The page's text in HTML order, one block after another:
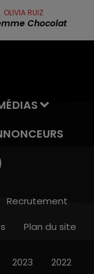
OLIVIA RUIZ
Chocolat
Recrutement
Plan du site
2023 2022